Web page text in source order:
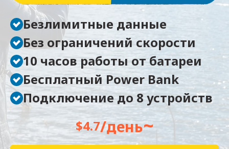
Безлимитные данные
Без ограничений скорости
10 часов работы от батареи
Бесплатный Power Bank
Подключение до 8 устройств
$4.7/день~